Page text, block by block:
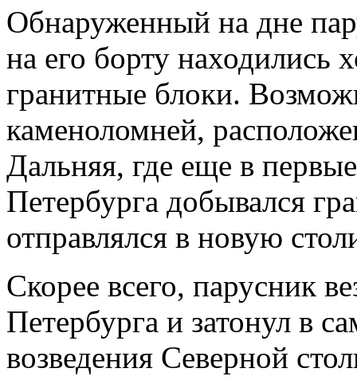
Обнаруженный на дне
на его борту находились
гранитные блоки.
каменоломней,
Дальняя, где еще в
Петербурга добывался
отправлялся в новую
Скорее всего, парусник
Петербурга и затонул в
возведения Северной